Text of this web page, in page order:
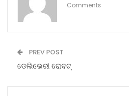
Comments
PREV POST
ଡେଲିଭେରୀ ରୋବଟ୍‌